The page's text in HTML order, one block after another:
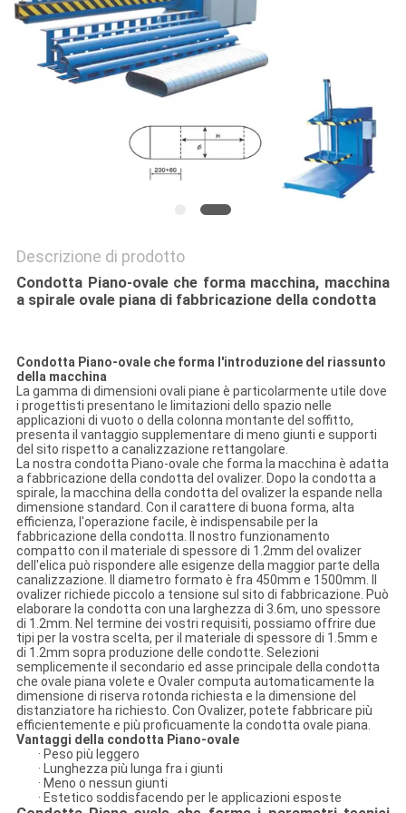
SITO
PRIVACY
Descrizione di prodotto
Condotta Piano-ovale che forma macchina, macchina
a spirale ovale piana di fabbricazione della condotta
Condotta Piano-ovale che forma l'introduzione del riassunto
della macchina
La gamma di dimensioni ovali piane è particolarmente utile dove
i progettisti presentano le limitazioni dello spazio nelle
applicazioni di vuoto o della colonna montante del soffitto,
presenta il vantaggio supplementare di meno giunti e supporti
del sito rispetto a canalizzazione rettangolare.
La nostra condotta Piano-ovale che forma la macchina è adatta
a fabbricazione della condotta del ovalizer. Dopo la condotta a
spirale, la macchina della condotta del ovalizer la espande nella
dimensione standard. Con il carattere di buona forma, alta
efficienza, l'operazione facile, è indispensabile per la
fabbricazione della condotta. Il nostro funzionamento
compatto con il materiale di spessore di 1.2mm del ovalizer
dell'elica può rispondere alle esigenze della maggior parte della
canalizzazione. Il diametro formato è fra 450mm e 1500mm. Il
ovalizer richiede piccolo a tensione sul sito di fabbricazione. Può
elaborare la condotta con una larghezza di 3.6m, uno spessore
di 1.2mm. Nel termine dei vostri requisiti, possiamo offrire due
tipi per la vostra scelta, per il materiale di spessore di 1.5mm e
di 1.2mm sopra produzione delle condotte. Selezioni
semplicemente il secondario ed asse principale della condotta
che ovale piana volete e Ovaler computa automaticamente la
dimensione di riserva rotonda richiesta e la dimensione del
distanziatore ha richiesto. Con Ovalizer, potete fabbricare più
efficientemente e più proficuamente la condotta ovale piana.
Vantaggi della condotta Piano-ovale
· Peso più leggero
· Lunghezza più lunga fra i giunti
· Meno o nessun giunti
· Estetico soddisfacendo per le applicazioni esposte